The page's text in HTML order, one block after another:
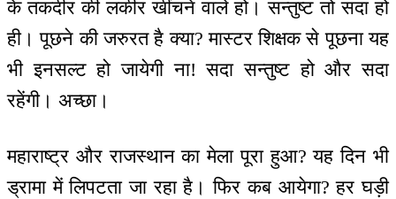
के तकदीर की लकीर खींचने वाले हो। सन्तुष्ट तो सदा हो
ही। पूछने की जरुरत है क्या? मास्टर शिक्षक से पूछना यह
भी इनसल्ट हो जायेगी ना! सदा सन्तुष्ट हो और सदा
रहेंगी। अच्छा।
महाराष्ट्र और राजस्थान का मेला पूरा हुआ? यह दिन भी
ड्रामा में लिपटता जा रहा है। फिर कब आयेगा? हर घड़ी